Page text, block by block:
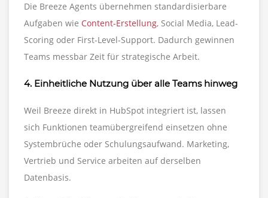
Die Breeze Agents übernehmen standardisierbare
Aufgaben wie Content-Erstellung, Social Media, Lead-
Scoring oder First-Level-Support. Dadurch gewinnen
Teams messbar Zeit für strategische Arbeit.
4. Einheitliche Nutzung über alle Teams hinweg
Weil Breeze direkt in HubSpot integriert ist, lassen
sich Funktionen teamübergreifend einsetzen ohne
Systembrüche oder Schulungsaufwand. Marketing,
Vertrieb und Service arbeiten auf derselben
Datenbasis.